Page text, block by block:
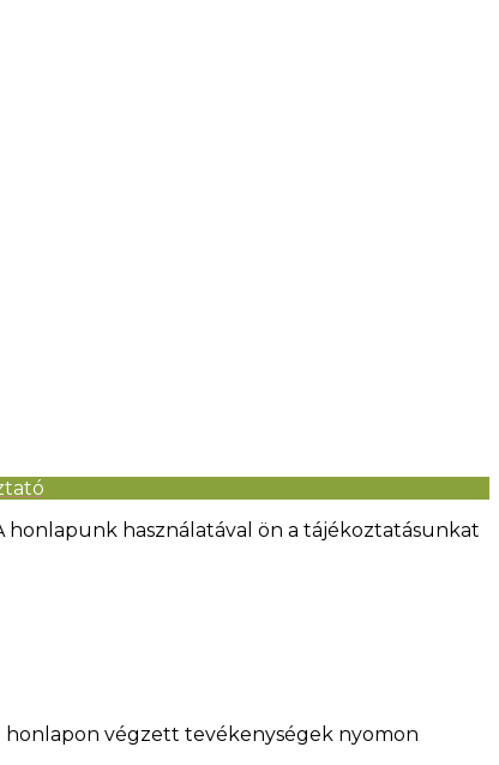
használatával ön a tájékoztatásunkat
honlapon végzett tevékenységek nyomon